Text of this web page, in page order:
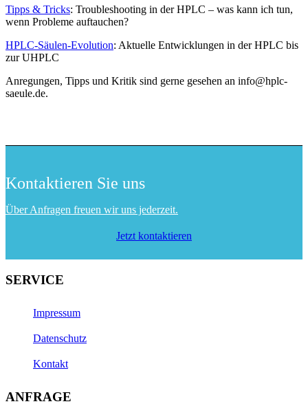
Tipps & Tricks: Troubleshooting in der HPLC – was kann ich tun,
wenn Probleme auftauchen?
HPLC-Säulen-Evolution: Aktuelle Entwicklungen in der HPLC bis
zur UHPLC
Anregungen, Tipps und Kritik sind gerne gesehen an info@hplc-
saeule.de.
Kontaktieren Sie uns
Über Anfragen freuen wir uns jederzeit.
Jetzt kontaktieren
SERVICE
Impressum
Datenschutz
Kontakt
ANFRAGE